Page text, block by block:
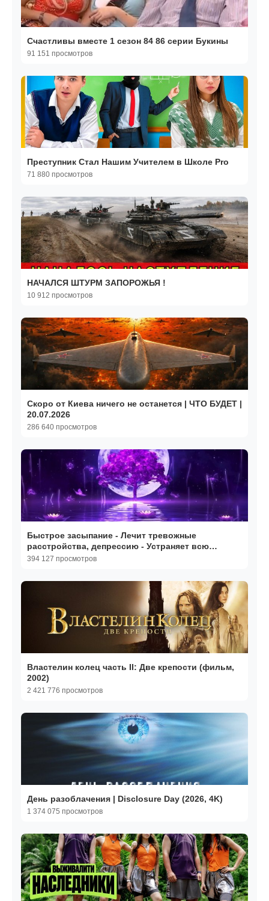
Счастливы вместе 1 сезон 84 86 серии Букины
91 151 просмотров
Преступник Cтал Нашим Учителем в Школе Pro
71 880 просмотров
НАЧАЛСЯ ШТУРМ ЗАПОРОЖЬЯ !
10 912 просмотров
Скоро от Киева ничего не останется | ЧТО БУДЕТ |
20.07.2026
286 640 просмотров
Быстрое засыпание - Лечит тревожные
расстройства, депрессию - Устраняет всю
негативную энергию
394 127 просмотров
Властелин колец часть II: Две крепости (фильм,
2002)
2 421 776 просмотров
День разоблачения | Disclosure Day (2026, 4K)
1 374 075 просмотров